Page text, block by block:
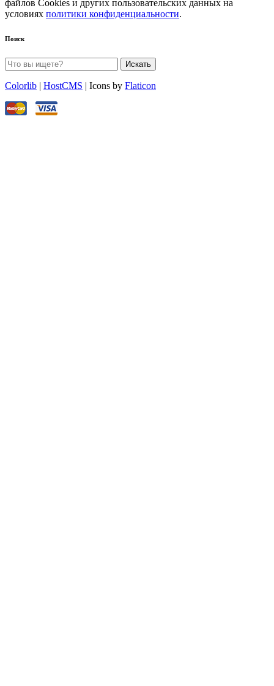
файлов Cookies и других пользовательских данных на
условиях политики конфиденциальности.
Поиск
Искать
Colorlib | HostCMS | Icons by Flaticon